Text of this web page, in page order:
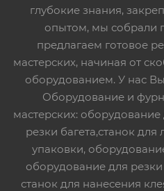
глубокие знания,
опытом, мы собрали
предлагаем готовое
мастерских, начиная от
оборудованием. У нас
Оборудование и
мастерских:
резки багета,станок
упаковки,
оборудование для
станок для нанесения